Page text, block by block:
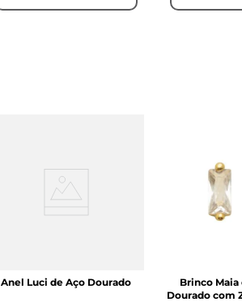
Anel Luci de Aço Dourado
Brinco Maia
Dourado com